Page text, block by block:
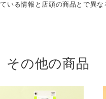
る情報と店頭の商品とで異な
の他の商品